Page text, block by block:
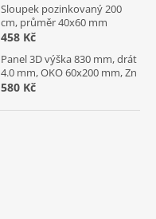
Sloupek pozinkovaný 200
cm, průměr 40x60 mm
458 Kč
Panel 3D výška 830 mm, drát
4.0 mm, OKO 60x200 mm, Zn
580 Kč